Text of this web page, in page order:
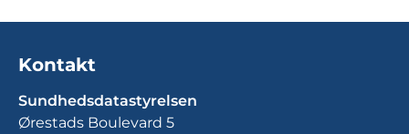
Kontakt
Sundhedsdatastyrelsen
Ørestads Boulevard 5